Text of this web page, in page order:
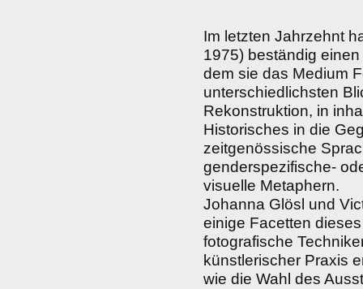
Im letzten Jahrzehnt
1975) beständig
dem sie das Medium
unterschiedlichsten
Rekonstruktion, in
Historisches in die
zeitgenössische
genderspezifische-
visuelle Metaphern.
Johanna Glösl und
einige Facetten
fotografische
künstlerischer Praxis
wie die Wahl des